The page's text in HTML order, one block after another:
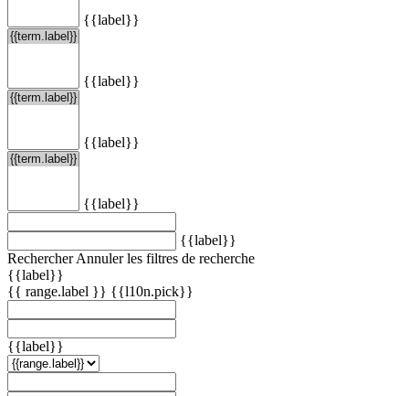
{{label}}
{{label}}
{{label}}
{{label}}
{{label}}
Rechercher Annuler les filtres de recherche
{{label}}
{{ range.label }} {{l10n.pick}}
{{label}}